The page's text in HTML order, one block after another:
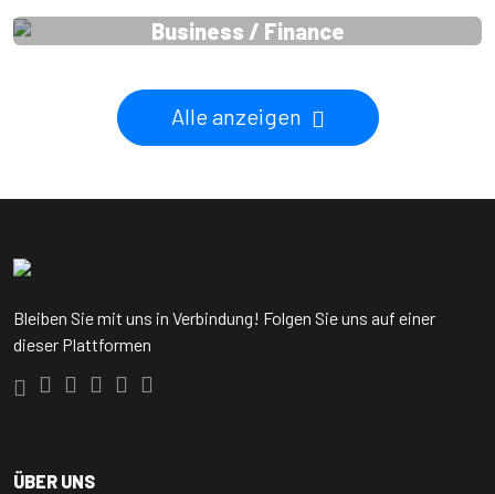
Business / Finance
Alle anzeigen
Bleiben Sie mit uns in Verbindung! Folgen Sie uns auf einer
dieser Plattformen
ÜBER UNS